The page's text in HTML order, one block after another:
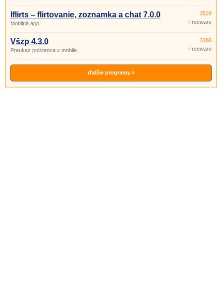
Iflirts – flirtovanie, zoznamka a chat 7.0.0
Mobilná app.
3529
Freeware
Všzp 4.3.0
Preukaz poistenca v mobile.
3186
Freeware
ďalšie programy »